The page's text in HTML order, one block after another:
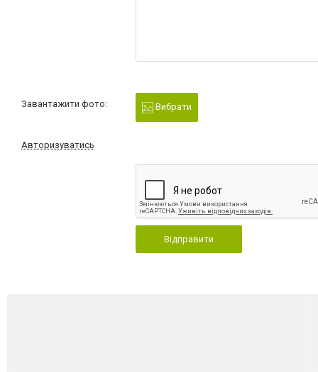
Завантажити фото: Вибрати
Авторизуватись
Відправити